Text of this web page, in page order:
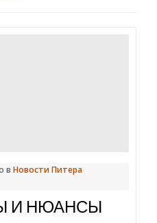
в Новости Питера
И НЮАНСЫ